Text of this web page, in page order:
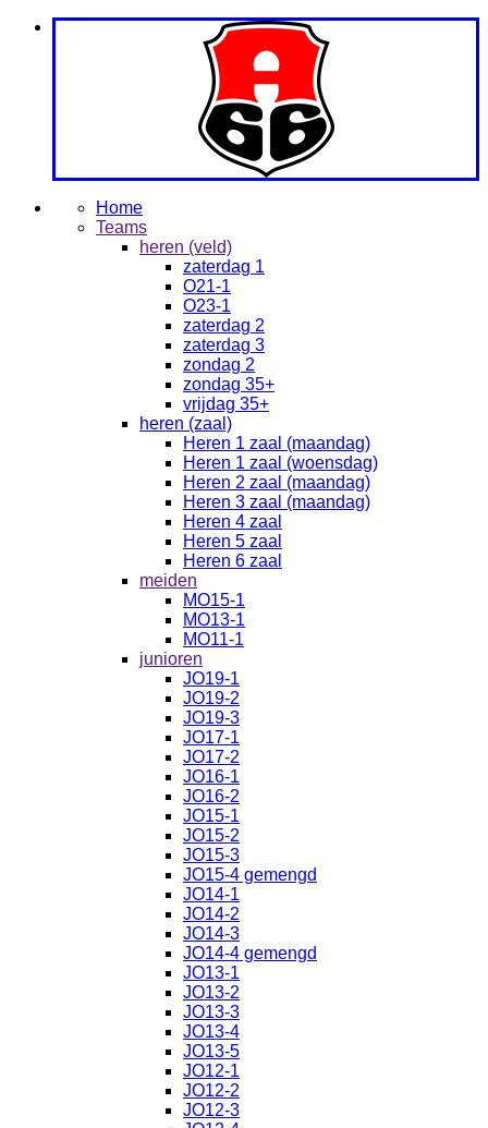
Home
Teams
heren (veld)
zaterdag 1
O21-1
O23-1
zaterdag 2
zaterdag 3
zondag 2
zondag 35+
vrijdag 35+
heren (zaal)
Heren 1 zaal (maandag)
Heren 1 zaal (woensdag)
Heren 2 zaal (maandag)
Heren 3 zaal (maandag)
Heren 4 zaal
Heren 5 zaal
Heren 6 zaal
meiden
MO15-1
MO13-1
MO11-1
junioren
JO19-1
JO19-2
JO19-3
JO17-1
JO17-2
JO16-1
JO16-2
JO15-1
JO15-2
JO15-3
JO15-4 gemengd
JO14-1
JO14-2
JO14-3
JO14-4 gemengd
JO13-1
JO13-2
JO13-3
JO13-4
JO13-5
JO12-1
JO12-2
JO12-3